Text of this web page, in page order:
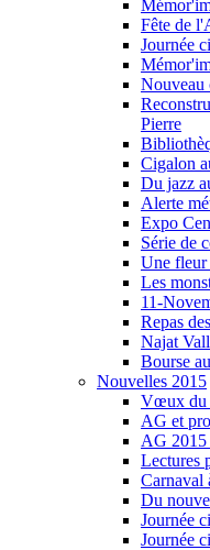
Fête de
Journée
Nouveau
Pierre
Cigalon
Du jazz
Alerte
Expo
Série de
Une fleur
Les
11-
Repas
Najat
Bourse
Nouvelles 2015
Vœux du
AG et
AG 2015
Lectures
Carnaval
Du
Journée
Journée